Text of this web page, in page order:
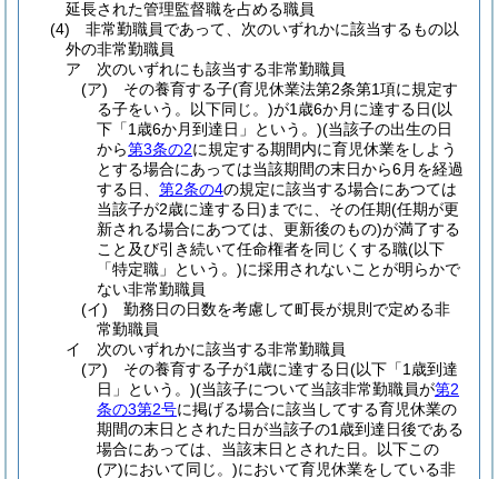
延長された管理監督職を占める職員
(4)
非常勤職員であって、次のいずれかに該当するもの以
外の非常勤職員
ア
次のいずれにも該当する非常勤職員
(ア)
その養育する子(育児休業法第2条第1項に規定す
る子をいう。以下同じ。)が1歳6か月に達する日(以
下「1歳6か月到達日」という。)(当該子の出生の日
から第3条の2に規定する期間内に育児休業をしよう
とする場合にあっては当該期間の末日から6月を経過
する日、第2条の4の規定に該当する場合にあつては
当該子が2歳に達する日) までに、その任期(任期が更
新される場合にあつては、更新後のもの)が満了する
こと及び引き続いて任命権者を同じくする職(以下
「特定職」という。)に採用されないことが明らかで
ない非常勤職員
(イ)
勤務日の日数を考慮して町長が規則で定める非
常勤職員
イ
次のいずれかに該当する非常勤職員
(ア)
その養育する子が1歳に達する日(以下「1歳到達
日」という。)(当該子について当該非常勤職員が第2
条の3第2号に掲げる場合に該当してする育児休業の
期間の末日とされた日が当該子の1歳到達日後である
場合にあっては、当該末日とされた日。以下この
(ア)において同じ。)において育児休業をしている非